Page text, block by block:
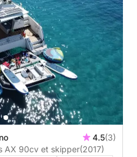
4.5(3)
AX 90cv et skipper(2017)